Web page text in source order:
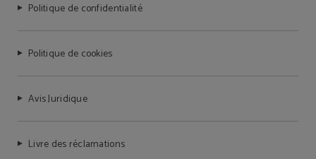
Politique de confidentialité
Politique de cookies
Avis Juridique
Livre des réclamations